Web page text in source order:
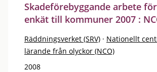
Skadeförebyggande arbete
enkät till kommuner 2007 :
Räddningsverket (SRV) · Nationellt
lärande från olyckor (NCO)
2008